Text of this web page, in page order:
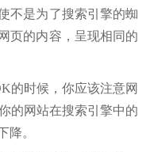
不是为了搜索引擎的蜘
页的内容，呈现相同的
时候，你应该注意网
的网站在搜索引擎中的
降。